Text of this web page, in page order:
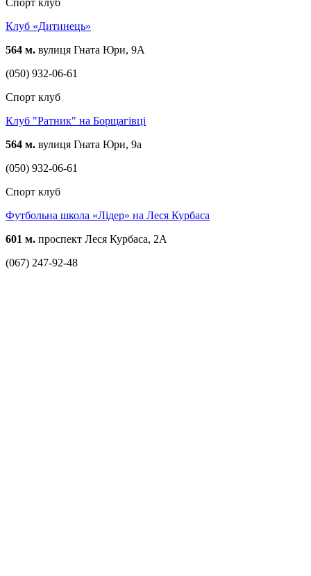
Спорт клуб
Клуб «Дитинець»
564 м. вулиця Гната Юри, 9А
(050) 932-06-61
Спорт клуб
Клуб "Ратник" на Борщагівці
564 м. вулиця Гната Юри, 9а
(050) 932-06-61
Спорт клуб
Футбольна школа «Лідер» на Леся Курбаса
601 м. проспект Леся Курбаса, 2А
(067) 247-92-48